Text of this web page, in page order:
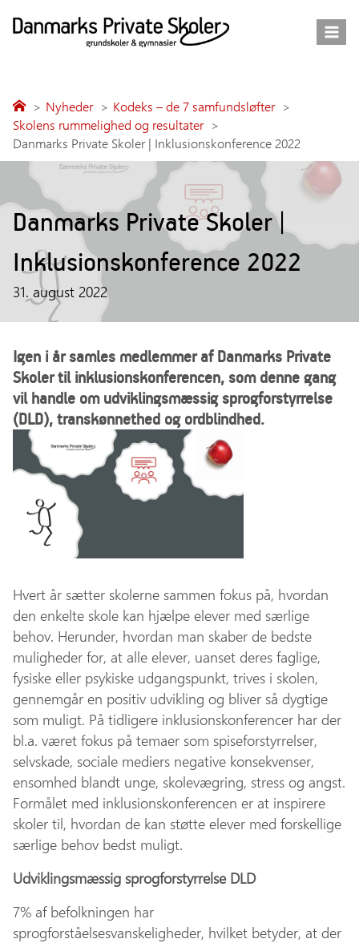
Nyheder
Kodeks – de 7 samfundsløfter
Skolens rummelighed og resultater
Danmarks Private Skoler | Inklusionskonference 2022
Danmarks Private Skoler |
Inklusionskonference 2022
31. august 2022
Igen i år samles medlemmer af Danmarks Private
Skoler til inklusionskonferencen, som denne gang
vil handle om udviklingsmæssig sprogforstyrrelse
(DLD), transkønnethed og ordblindhed.
Hvert år sætter skolerne sammen fokus på, hvordan
den enkelte skole kan hjælpe elever med særlige
behov. Herunder, hvordan man skaber de bedste
muligheder for, at alle elever, uanset deres faglige,
fysiske eller psykiske udgangspunkt, trives i skolen,
gennemgår en positiv udvikling og bliver så dygtige
som muligt. På tidligere inklusionskonferencer har der
bl.a. været fokus på temaer som spiseforstyrrelser,
selvskade, sociale mediers negative konsekvenser,
ensomhed blandt unge, skolevægring, stress og angst.
Formålet med inklusionskonferencen er at inspirere
skoler til, hvordan de kan støtte elever med forskellige
særlige behov bedst muligt.
Udviklingsmæssig sprogforstyrrelse DLD
7% af befolkningen har
sprogforståelsesvanskeligheder, hvilket betyder, at der